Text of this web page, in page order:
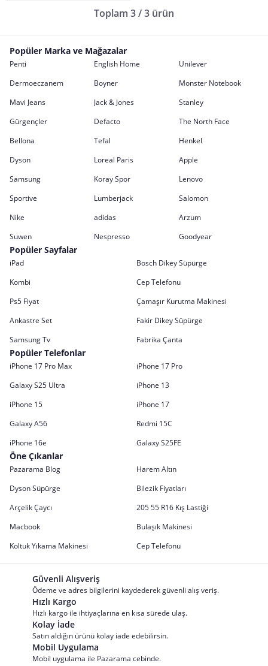
Toplam 3 / 3 ürün
Popüler Marka ve Mağazalar
Penti English Home
Unilever
Dermoeczanem
Boyner
Monster Notebook
Mavi Jeans
Jack & Jones
Stanley
Gürgençler
Defacto
The North Face
Bellona
Tefal
Henkel
Dyson
Loreal Paris
Apple
Samsung
Koray Spor
Lenovo
Sportive
Lumberjack
Salomon
Nike
adidas
Arzum
Suwen
Nespresso Goodyear
Popüler Sayfalar
iPad
Bosch Dikey Süpürge
Kombi
Cep Telefonu
Ps5 Fiyat
Çamaşır Kurutma Makinesi
Ankastre Set
Fakir Dikey Süpürge
Samsung Tv
Fabrika Çanta
Popüler Telefonlar
iPhone 17 Pro Max
iPhone 17 Pro
Galaxy S25 Ultra
iPhone 13
iPhone 15
iPhone 17
Galaxy A56
Redmi 15C
iPhone 16e
Galaxy S25FE
Öne Çıkanlar
Pazarama Blog
Harem Altın
Dyson Süpürge
Bilezik Fiyatları
Arçelik Çaycı
205 55 R16 Kış Lastiği
Macbook
Bulaşık Makinesi
Koltuk Yıkama Makinesi
Cep Telefonu
Güvenli Alışveriş
Ödeme ve adres bilgilerini kaydederek güvenli alış veriş.
Hızlı Kargo
Hızlı kargo ile ihtiyaçlarına en kısa sürede ulaş.
Kolay İade
Satın aldığın ürünü kolay iade edebilirsin.
Mobil Uygulama
Mobil uygulama ile Pazarama cebinde.